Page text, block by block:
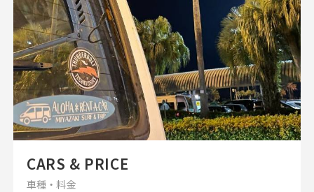
CARS & PRICE
車種・料金
SNS